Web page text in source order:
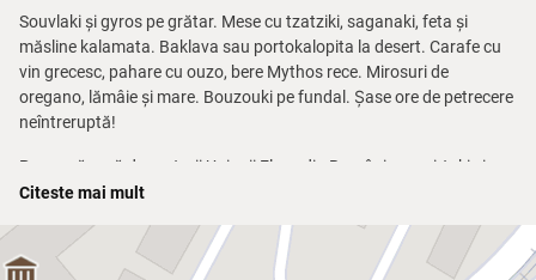
Souvlaki și gyros pe grătar. Mese cu tzatziki, saganaki, feta și
măsline kalamata. Baklava sau portokalopita la desert. Carafe cu
vin grecesc, pahare cu ouzo, bere Mythos rece. Mirosuri de
oregano, lămâie și mare. Bouzouki pe fundal. Șase ore de petrecere
neîntreruptă!
Pe scenă urcă dansatorii Uniunii Elene din România, cu sirtaki și
kalamatianos autentic — și te trag cu ei. Yamas! zboară din toate
E o petrecere grecească reală, nu una tematică.
Citeste mai mult